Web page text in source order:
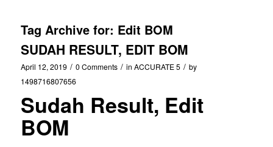
Tag Archive for: Edit BOM
SUDAH RESULT, EDIT BOM
April 12, 2019 / 0 Comments / in ACCURATE 5 / by
1498716807656
Sudah Result, Edit
BOM